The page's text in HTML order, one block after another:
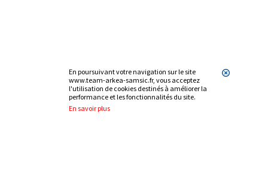
En poursuivant votre navigation sur le site
www.team-arkea-samsic.fr, vous acceptez
l'utilisation de cookies destinés à améliorer la
performance et les fonctionnalités du site.
En savoir plus